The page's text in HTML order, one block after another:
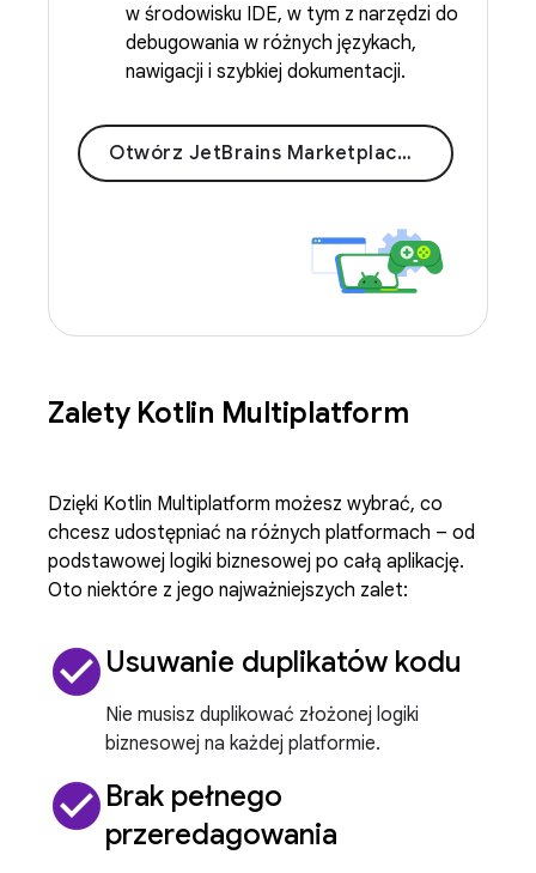
w środowisku IDE, w tym z narzędzi do
debugowania w różnych językach,
nawigacji i szybkiej dokumentacji.
Otwórz JetBrains Marketplace
Zalety Kotlin Multiplatform
Dzięki Kotlin Multiplatform możesz wybrać, co
chcesz udostępniać na różnych platformach – od
podstawowej logiki biznesowej po całą aplikację.
Oto niektóre z jego najważniejszych zalet:
check_circle Usuwanie duplikatów kodu
Nie musisz duplikować złożonej logiki
biznesowej na każdej platformie.
check_circle Brak pełnego
przeredagowania